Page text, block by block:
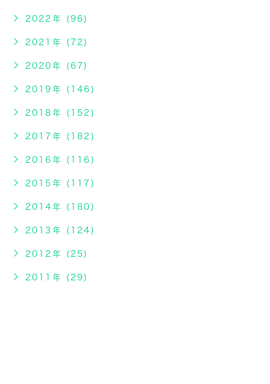
2022年 (96)
2021年 (72)
2020年 (67)
2019年 (146)
2018年 (152)
2017年 (182)
2016年 (116)
2015年 (117)
2014年 (180)
2013年 (124)
2012年 (25)
2011年 (29)